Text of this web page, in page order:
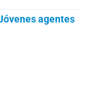
agentes